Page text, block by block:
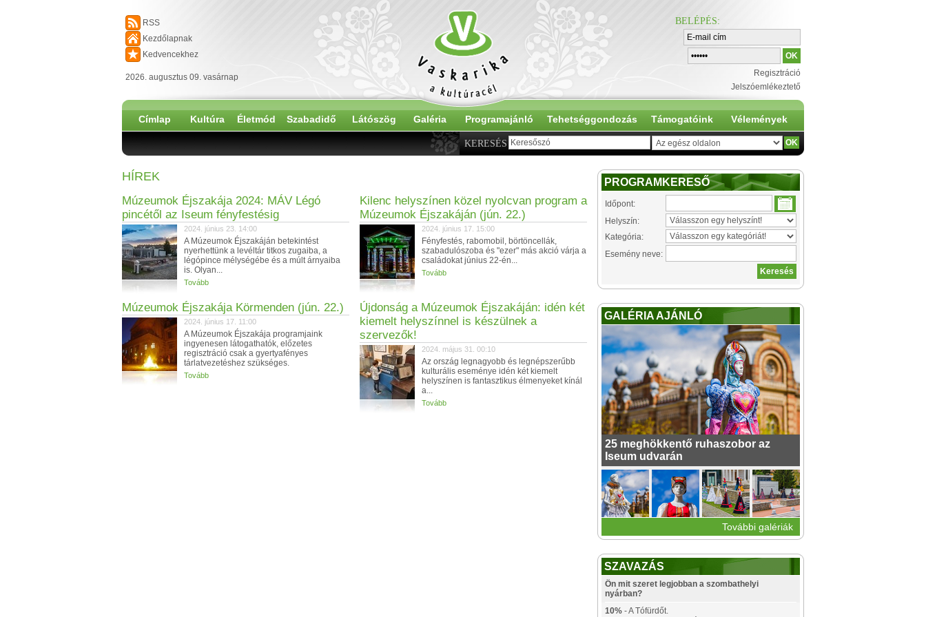
RSS
Kezdőlapnak
Kedvencekhez
2026. augusztus 09. vasárnap
BELÉPÉS:
Regisztráció
Jelszóemlékeztető
Címlap Kultúra Életmód Szabadidő Látószög Galéria Programajánló Tehetséggondozás Támogatóink Vélemények
KERESÉS
HÍREK
Múzeumok Éjszakája 2024: MÁV Légó
pincétől az Iseum fényfestésig
2024. június 23. 14:00
A Múzeumok Éjszakáján betekintést
nyerhettünk a levéltár titkos zugaiba, a
légópince mélységébe és a múlt árnyaiba
is. Olyan...
Tovább
Kilenc helyszínen közel nyolcvan program a
Múzeumok Éjszakáján (jún. 22.)
2024. június 17. 15:00
Fényfestés, rabomobil, börtöncellák,
szabadulószoba és "ezer" más akció várja a
családokat június 22-én...
Tovább
Múzeumok Éjszakája Körmenden (jún. 22.)
2024. június 17. 11:00
A Múzeumok Éjszakája programjaink
ingyenesen látogathatók, előzetes
regisztráció csak a gyertyafényes
tárlatvezetéshez szükséges.
Tovább
Újdonság a Múzeumok Éjszakáján: idén két
kiemelt helyszínnel is készülnek a
szervezők!
2024. május 31. 00:10
Az ország legnagyobb és legnépszerűbb
kulturális eseménye idén két kiemelt
helyszínen is fantasztikus élmenyeket kínál
a...
Tovább
PROGRAMKERESŐ
Időpont:
Helyszín:
Kategória:
Esemény neve:
GALÉRIA AJÁNLÓ
25 meghökkentő ruhaszobor az
Iseum udvarán
További galériák
SZAVAZÁS
Ön mit szeret legjobban a szombathelyi
nyárban?
10% - A Tófürdőt.